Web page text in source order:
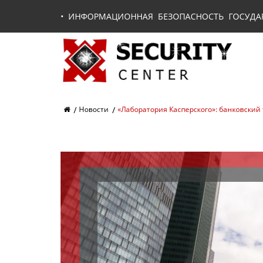
• ИНФОРМАЦИОННАЯ БЕЗОПАСНОСТЬ
Новости «Лаборатория Касперского»: